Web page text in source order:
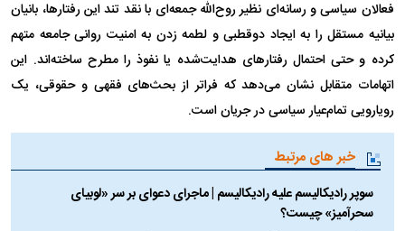
فعالان سیاسی و رسانه‌ای نظیر روح‌الله جمعه‌ای با نقد تند این رفتارها، بانیان
بیانیه مستقل را به ایجاد دوقطبی و لطمه زدن به امنیت روانی جامعه متهم
کرده و حتی احتمال رفتار‌های هدایت‌شده یا نفوذ را مطرح ساخته‌اند. این
اتهامات متقابل نشان می‌دهد که فراتر از بحث‌های فقهی و حقوقی، یک
رویارویی تمام‌عیار سیاسی در جریان است.
خبر های مرتبط
سوپر رادیکالیسم علیه رادیکالیسم | ماجرای دعوای بر سر «لوبیای
سحرآمیز» چیست؟